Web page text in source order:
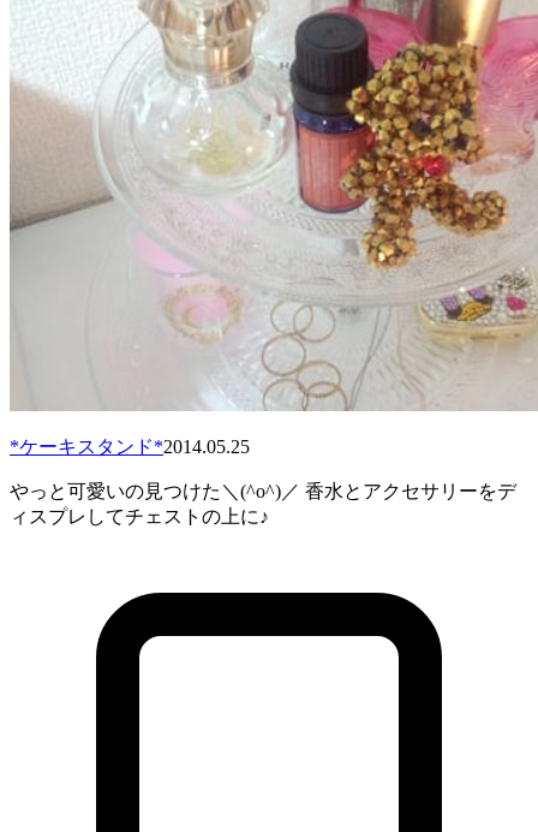
*ケーキスタンド*2014.05.25
やっと可愛いの見つけた＼(^o^)／ 香水とアクセサリーをデ
ィスプレしてチェストの上に♪